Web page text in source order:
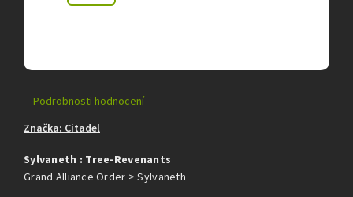
Průměrné
produktu
0,0
z
Podrobnosti hodnocení
Značka: Citadel
Sylvaneth : Tree-Revenants
Grand Alliance Order > Sylvaneth